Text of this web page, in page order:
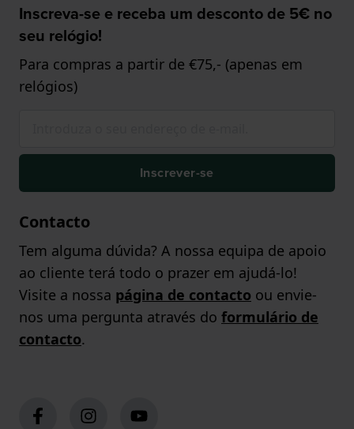
Inscreva-se e receba um desconto de 5€ no
seu relógio!
Para compras a partir de €75,- (apenas em
relógios)
Inscrever-se
Contacto
Tem alguma dúvida? A nossa equipa de apoio
ao cliente terá todo o prazer em ajudá-lo!
Visite a nossa página de contacto ou envie-
nos uma pergunta através do formulário de
contacto.